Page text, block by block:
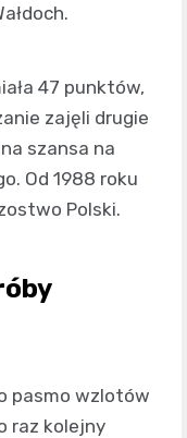
47 punktów,
zajęli drugie
szansa na
Od 1988 roku
Polski.
pasmo wzlotów
raz kolejny